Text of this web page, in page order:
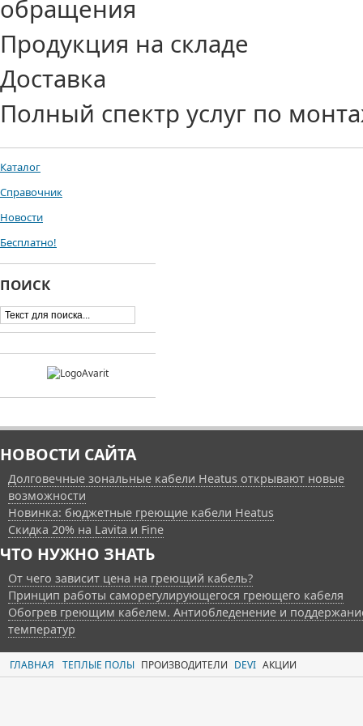
обращения
Продукция на складе
Доставка
Полный спектр услуг по
Каталог
Справочник
Новости
Бесплатно!
ПОИСК
НОВОСТИ САЙТА
Долговечные зональные кабели Heatus открывают новые
возможности
Новинка: бюджетные греющие кабели Heatus
Скидка 20% на Lavita и Fine
ЧТО НУЖНО ЗНАТЬ
От чего зависит цена на греющий кабель?
Принцип работы саморегулирующегося греющего кабеля
Обогрев греющим кабелем. Антиобледенение и
температур
ГЛАВНАЯ ТЕПЛЫЕ ПОЛЫ ПРОИЗВОДИТЕЛИ DEVI АКЦИИ